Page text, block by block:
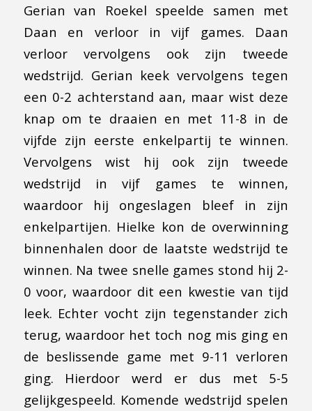
Gerian van Roekel speelde samen met
Daan en verloor in vijf games. Daan
verloor vervolgens ook zijn tweede
wedstrijd. Gerian keek vervolgens tegen
een 0-2 achterstand aan, maar wist deze
knap om te draaien en met 11-8 in de
vijfde zijn eerste enkelpartij te winnen.
Vervolgens wist hij ook zijn tweede
wedstrijd in vijf games te winnen,
waardoor hij ongeslagen bleef in zijn
enkelpartijen. Hielke kon de overwinning
binnenhalen door de laatste wedstrijd te
winnen. Na twee snelle games stond hij 2-
0 voor, waardoor dit een kwestie van tijd
leek. Echter vocht zijn tegenstander zich
terug, waardoor het toch nog mis ging en
de beslissende game met 9-11 verloren
ging. Hierdoor werd er dus met 5-5
gelijkgespeeld. Komende wedstrijd spelen